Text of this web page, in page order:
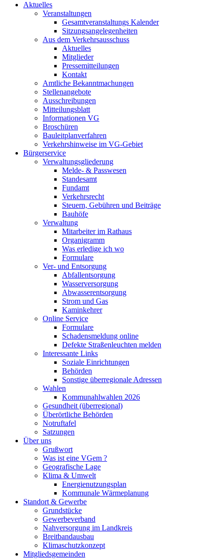
Aktuelles
Veranstaltungen
Gesamtveranstaltungs Kalender
Sitzungsangelegenheiten
Aus dem Verkehrsausschuss
Aktuelles
Mitglieder
Pressemitteilungen
Kontakt
Amtliche Bekanntmachungen
Stellenangebote
Ausschreibungen
Mitteilungsblatt
Informationen VG
Broschüren
Bauleitplanverfahren
Verkehrshinweise im VG-Gebiet
Bürgerservice
Verwaltungsgliederung
Melde- & Passwesen
Standesamt
Fundamt
Verkehrsrecht
Steuern, Gebühren und Beiträge
Bauhöfe
Verwaltung
Mitarbeiter im Rathaus
Organigramm
Was erledige ich wo
Formulare
Ver- und Entsorgung
Abfallentsorgung
Wasserversorgung
Abwasserentsorgung
Strom und Gas
Kaminkehrer
Online Service
Formulare
Schadensmeldung online
Defekte Straßenleuchten melden
Interessante Links
Soziale Einrichtungen
Behörden
Sonstige überregionale Adressen
Wahlen
Kommunahlwahlen 2026
Gesundheit (überregional)
Überörtliche Behörden
Notruftafel
Satzungen
Über uns
Grußwort
Was ist eine VGem ?
Geografische Lage
Klima & Umwelt
Energienutzungsplan
Kommunale Wärmeplanung
Standort & Gewerbe
Grundstücke
Gewerbeverband
Nahversorgung im Landkreis
Breitbandausbau
Klimaschutzkonzept
Mitgliedsgemeinden